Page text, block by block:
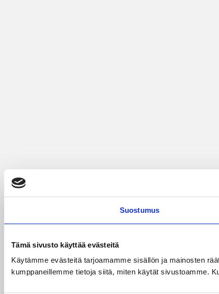
Suostumus
Tämä sivusto käyttää evästeitä
Käytämme evästeitä tarjoamamme sisällön ja mainosten
kumppaneillemme tietoja siitä, miten käytät sivustoamme.